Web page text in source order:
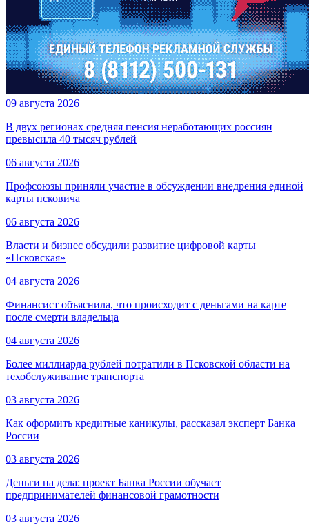
09 августа 2026
В двух регионах средняя пенсия неработающих россиян
превысила 40 тысяч рублей
06 августа 2026
Профсоюзы приняли участие в обсуждении внедрения единой
карты псковича
06 августа 2026
Власти и бизнес обсудили развитие цифровой карты
«Псковская»
04 августа 2026
Финансист объяснила, что происходит с деньгами на карте
после смерти владельца
04 августа 2026
Более миллиарда рублей потратили в Псковской области на
техобслуживание транспорта
03 августа 2026
Как оформить кредитные каникулы, рассказал эксперт Банка
России
03 августа 2026
Деньги на дела: проект Банка России обучает
предпринимателей финансовой грамотности
03 августа 2026